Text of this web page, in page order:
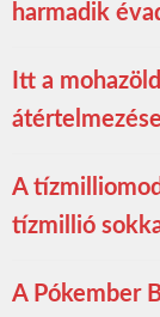
harmadik
Itt a
A
tízmillió
A Pókember